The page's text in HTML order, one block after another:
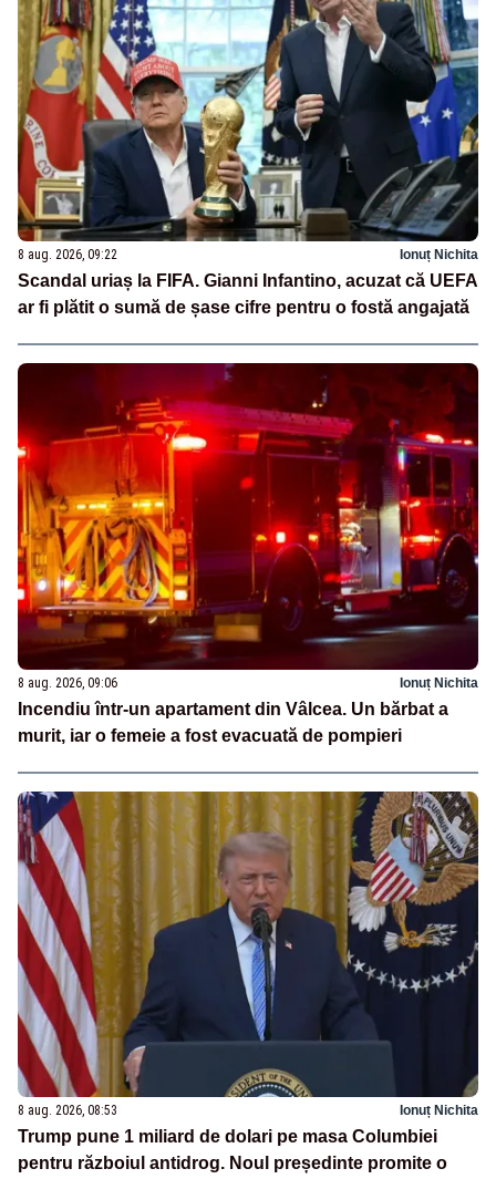
8 aug. 2026, 09:22 Ionuț Nichita
Scandal uriaș la FIFA. Gianni Infantino, acuzat că UEFA
ar fi plătit o sumă de șase cifre pentru o fostă angajată
8 aug. 2026, 09:06 Ionuț Nichita
Incendiu într-un apartament din Vâlcea. Un bărbat a
murit, iar o femeie a fost evacuată de pompieri
8 aug. 2026, 08:53 Ionuț Nichita
Trump pune 1 miliard de dolari pe masa Columbiei
pentru războiul antidrog. Noul președinte promite o